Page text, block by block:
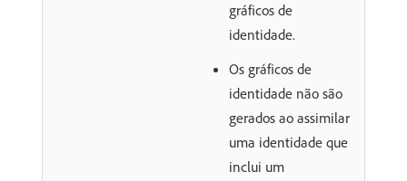
gráficos de
identidade.
Os gráficos de
identidade não são
gerados ao assimilar
uma identidade que
inclui um